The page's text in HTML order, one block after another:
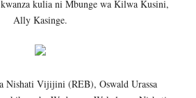
kulia ni Mbunge wa Kilwa Kusini,
Ally Kasinge.
Nishati Vijijini (REB), Oswald Urassa